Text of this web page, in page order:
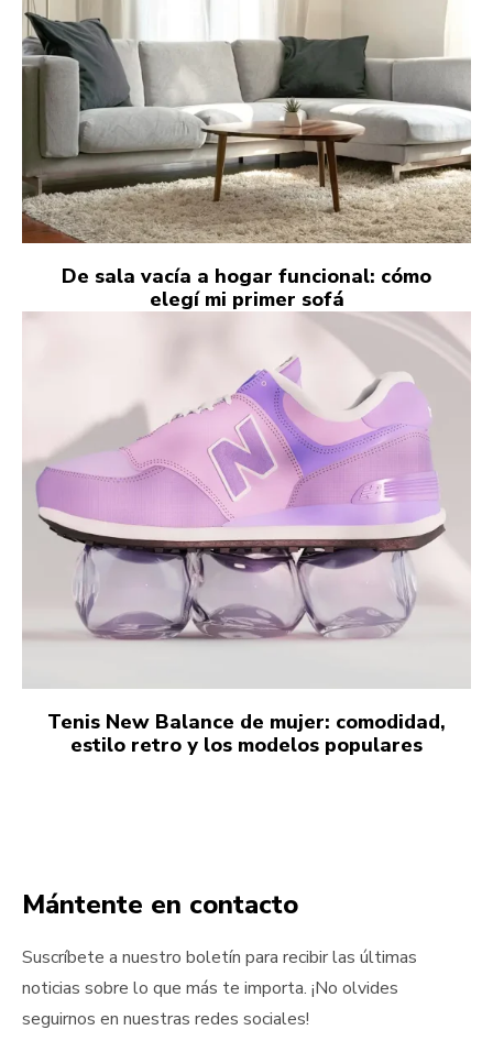
De sala vacía a hogar funcional: cómo
elegí mi primer sofá
Tenis New Balance de mujer: comodidad,
estilo retro y los modelos populares
Mántente en contacto
Suscríbete a nuestro boletín para recibir las últimas
noticias sobre lo que más te importa. ¡No olvides
seguirnos en nuestras redes sociales!